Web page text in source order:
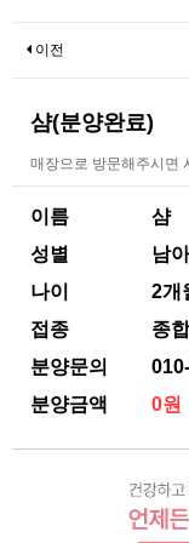
이전
샴(분양완료)
매장으로 방문해주시면
이름
샴
성별
남
나이
2개
접종
종
분양문의
분양금액
0원